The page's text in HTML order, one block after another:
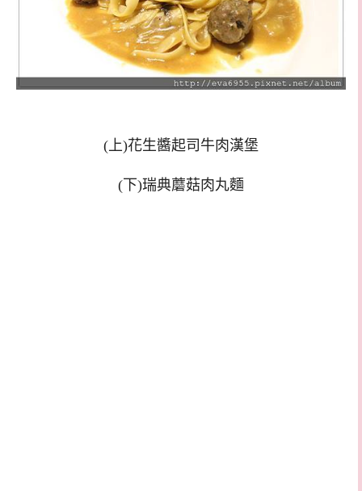
(上)花生醬起司牛肉漢堡
(下)瑞典蘑菇肉丸麵